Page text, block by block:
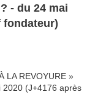
- du 24 mai
fondateur)